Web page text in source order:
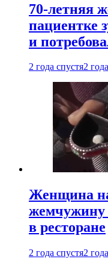
70-летняя
пациентке
и
2 года спустя2
Женщина
жемчужину
в ресторане
2 года спустя2